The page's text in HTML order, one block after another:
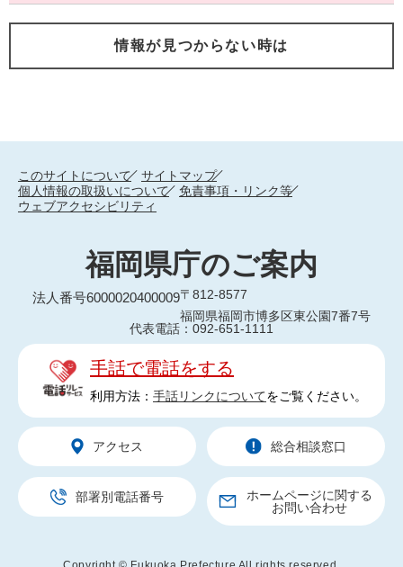
情報が見つからない時は
このサイトについて
サイトマップ
個人情報の取扱いについて
免責事項・リンク等
ウェブアクセシビリティ
福岡県庁のご案内
法人番号6000020400009〒812-8577
福岡県福岡市博多区東公園7番7号
代表電話：092-651-1111
手話で電話をする
利用方法： 手話リンクについてをご覧ください。
アクセス 総合相談窓口
部署別電話番号
ホームページに関する
お問い合わせ